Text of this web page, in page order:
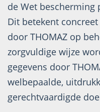
de Wet bescherming
Dit betekent
door THOMAZ op
zorgvuldige wijze
gegevens door
welbepaalde,
gerechtvaardigde